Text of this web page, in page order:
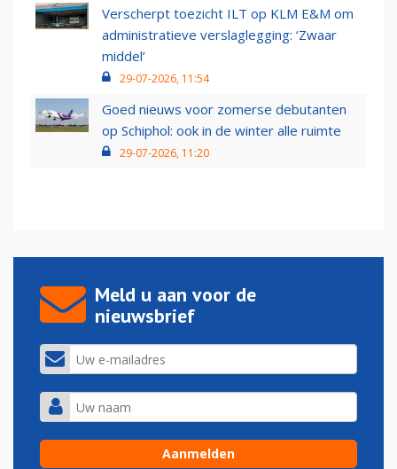
Verscherpt toezicht ILT op KLM E&M om
administratieve verslaglegging: ‘Zwaar
middel’
29-07-2026, 11:54
Goed nieuws voor zomerse debutanten
op Schiphol: ook in de winter alle ruimte
29-07-2026, 11:20
Meld u aan voor de
nieuwsbrief